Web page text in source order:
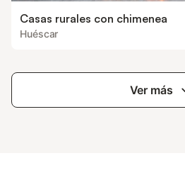
Casas rurales con chimenea
Huéscar
Ver más